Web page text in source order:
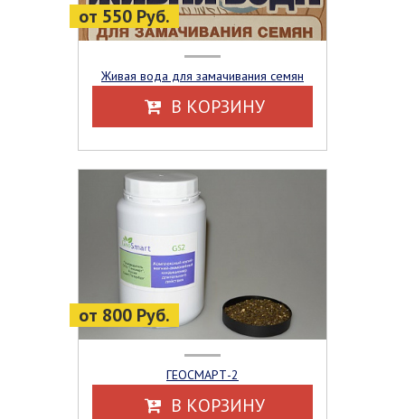
от 550 Руб.
Живая вода для замачивания семян
В КОРЗИНУ
от 800 Руб.
ГЕОСМАРТ-2
В КОРЗИНУ